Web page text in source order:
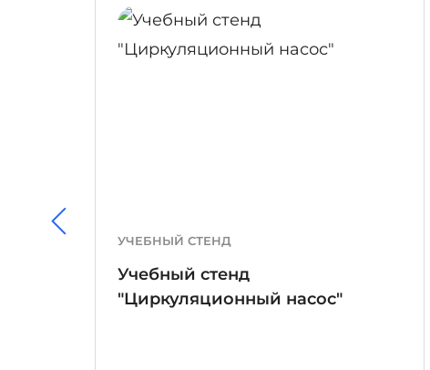
УЧЕБНЫЙ СТЕНД
Учебный стенд
"Циркуляционный насос"
ПОДРОБНЕЕ